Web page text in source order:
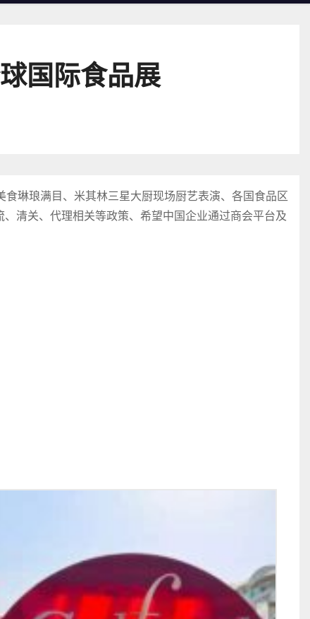
国际食品展
琳琅满目、米其林三星大厨现场厨艺表演、各国食品区
清关、代理相关等政策、希望中国企业通过商会平台及